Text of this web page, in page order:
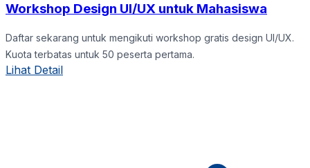
Workshop Design UI/UX untuk Mahasiswa
Daftar sekarang untuk mengikuti workshop gratis design UI/UX.
Kuota terbatas untuk 50 peserta pertama.
Lihat Detail